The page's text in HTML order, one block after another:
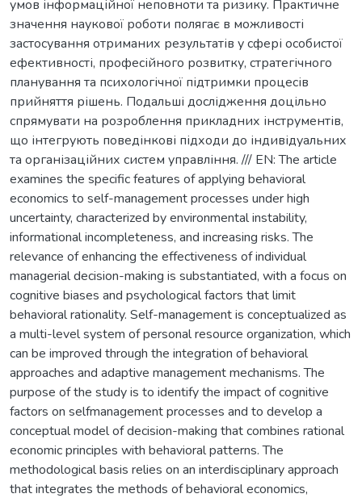
умов інформаційної неповноти та ризику. Практичне
значення наукової роботи полягає в можливості
застосування отриманих результатів у сфері особистої
ефективності, професійного розвитку, стратегічного
планування та психологічної підтримки процесів
прийняття рішень. Подальші дослідження доцільно
спрямувати на розроблення прикладних інструментів,
що інтегрують поведінкові підходи до індивідуальних
та організаційних систем управління. /// EN: The article
examines the specific features of applying behavioral
economics to self-management processes under high
uncertainty, characterized by environmental instability,
informational incompleteness, and increasing risks. The
relevance of enhancing the effectiveness of individual
managerial decision-making is substantiated, with a focus on
cognitive biases and psychological factors that limit
behavioral rationality. Self-management is conceptualized as
a multi-level system of personal resource organization, which
can be improved through the integration of behavioral
approaches and adaptive management mechanisms. The
purpose of the study is to identify the impact of cognitive
factors on selfmanagement processes and to develop a
conceptual model of decision-making that combines rational
economic principles with behavioral patterns. The
methodological basis relies on an interdisciplinary approach
that integrates the methods of behavioral economics,